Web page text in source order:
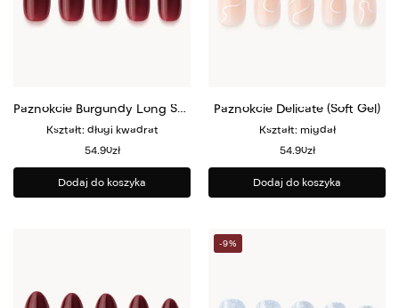
Paznokcie Burgundy Long Square (Soft Gel)
Kształt: długi kwadrat
54.90zł
Dodaj do koszyka
Paznokcie Delicate (Soft Gel)
Kształt: migdał
54.90zł
Dodaj do koszyka
-9%